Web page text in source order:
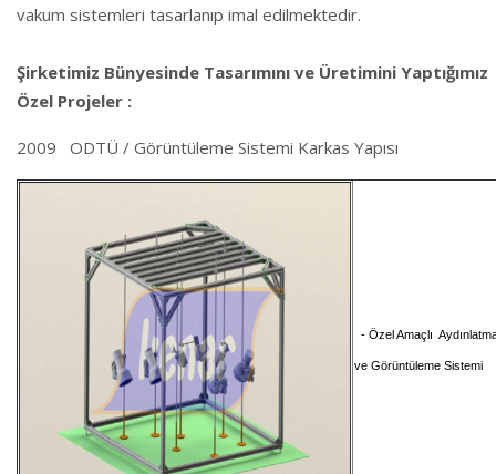
vakum sistemleri tasarlanıp imal edilmektedir.
Şirketimiz Bünyesinde Tasarımını ve Üretimini Yaptığımız
Özel Projeler :
2009 ODTÜ / Görüntüleme Sistemi Karkas Yapısı
- Özel Amaçlı
ve Görüntüleme Sistemi